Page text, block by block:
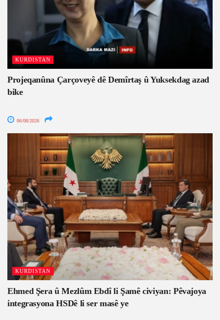
KURDISTAN
Projeqanûna Çarçoveyê dê Demîrtaş û Yuksekdag azad
bike
06/08/2026
KURDISTAN
Ehmed Şera û Mezlûm Ebdî li Şamê civiyan: Pêvajoya
integrasyona HSDê li ser masê ye